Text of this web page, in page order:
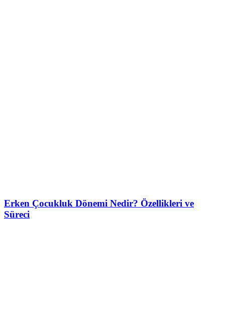
Erken Çocukluk Dönemi Nedir? Özellikleri ve
Süreci